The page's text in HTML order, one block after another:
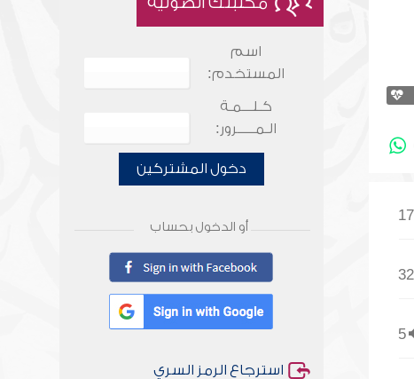
5
اسم
المستخدم:
كـلـــمـة
الـمـــــرور:
دخول المشتركين
أو الدخول بحساب
استرجاع الرمز السري